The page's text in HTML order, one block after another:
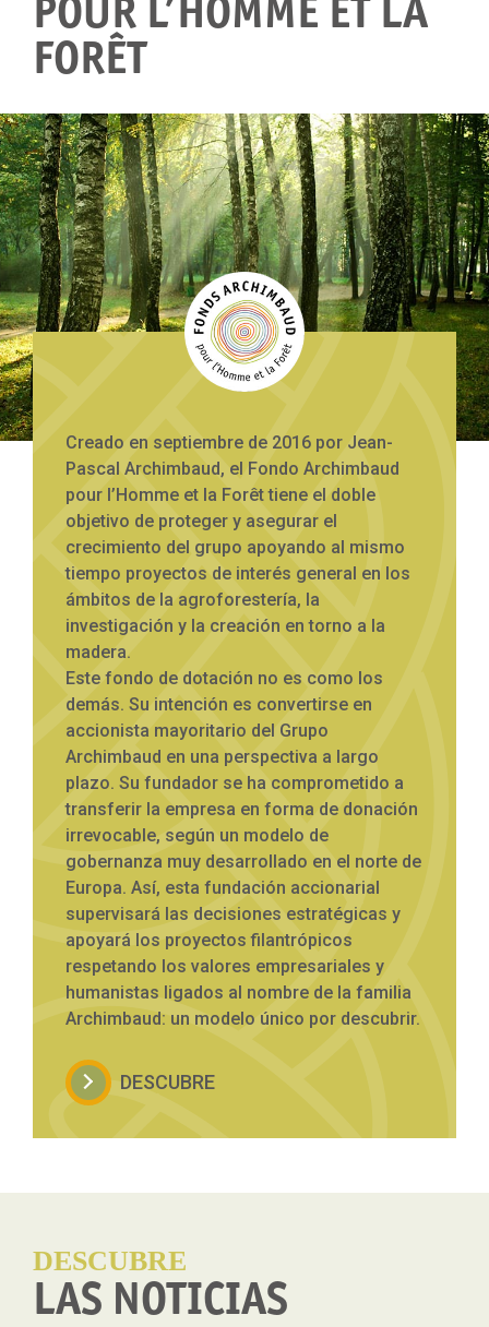
POUR L’HOMME ET LA
FORÊT
Creado en septiembre de 2016 por Jean-
Pascal Archimbaud, el Fondo Archimbaud
pour l’Homme et la Forêt tiene el doble
objetivo de proteger y asegurar el
crecimiento del grupo apoyando al mismo
tiempo proyectos de interés general en los
ámbitos de la agroforestería, la
investigación y la creación en torno a la
madera.
Este fondo de dotación no es como los
demás. Su intención es convertirse en
accionista mayoritario del Grupo
Archimbaud en una perspectiva a largo
plazo. Su fundador se ha comprometido a
transferir la empresa en forma de donación
irrevocable, según un modelo de
gobernanza muy desarrollado en el norte de
Europa. Así, esta fundación accionarial
supervisará las decisiones estratégicas y
apoyará los proyectos filantrópicos
respetando los valores empresariales y
humanistas ligados al nombre de la familia
Archimbaud: un modelo único por descubrir.
DESCUBRE
DESCUBRE
LAS NOTICIAS